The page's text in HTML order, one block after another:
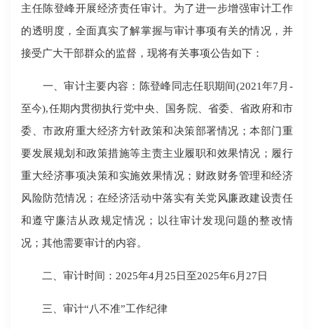
主任陈登峰开展经济责任审计。为了进一步增强审计工作
的透明度，全面真实了解掌握与审计事项有关的情况，并
接受广大干部群众的监督，现将有关事项公告如下：
一、审计主要内容：陈登峰同志任职期间(2021年7月-
至今),任期内贯彻执行党中央、国务院、省委、省政府和市
委、市政府重大经济方针政策和决策部署情况；本部门重
要发展规划和政策措施等主责主业履职和效果情况；履行
重大经济事项决策和实施效果情况；财政财务管理和经济
风险防范情况；在经济活动中落实有关党风廉政建设责任
和遵守廉洁从政规定情况；以往审计发现问题的整改情
况；其他需要审计的内容。
二、审计时间：2025年4月25日至2025年6月27日
三、审计“八不准”工作纪律